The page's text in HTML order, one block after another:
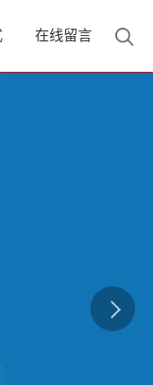
在线留言